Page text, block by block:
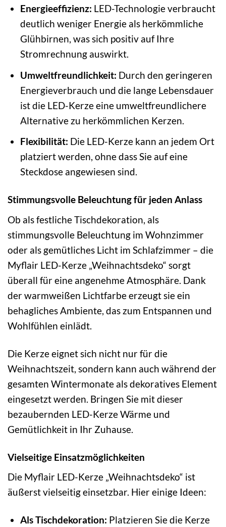
Energieeffizienz: LED-Technologie verbraucht
deutlich weniger Energie als herkömmliche
Glühbirnen, was sich positiv auf Ihre
Stromrechnung auswirkt.
Umweltfreundlichkeit: Durch den geringeren
Energieverbrauch und die lange Lebensdauer
ist die LED-Kerze eine umweltfreundlichere
Alternative zu herkömmlichen Kerzen.
Flexibilität: Die LED-Kerze kann an jedem Ort
platziert werden, ohne dass Sie auf eine
Steckdose angewiesen sind.
Stimmungsvolle Beleuchtung für jeden Anlass
Ob als festliche Tischdekoration, als
stimmungsvolle Beleuchtung im Wohnzimmer
oder als gemütliches Licht im Schlafzimmer – die
Myflair LED-Kerze „Weihnachtsdeko“ sorgt
überall für eine angenehme Atmosphäre. Dank
der warmweißen Lichtfarbe erzeugt sie ein
behagliches Ambiente, das zum Entspannen und
Wohlfühlen einlädt.
Die Kerze eignet sich nicht nur für die
Weihnachtszeit, sondern kann auch während der
gesamten Wintermonate als dekoratives Element
eingesetzt werden. Bringen Sie mit dieser
bezaubernden LED-Kerze Wärme und
Gemütlichkeit in Ihr Zuhause.
Vielseitige Einsatzmöglichkeiten
Die Myflair LED-Kerze „Weihnachtsdeko“ ist
äußerst vielseitig einsetzbar. Hier einige Ideen:
Als Tischdekoration: Platzieren Sie die Kerze